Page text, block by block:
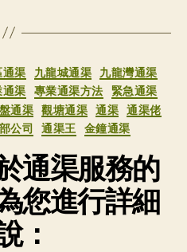
分
类
通渠 九龍城通渠
九龍灣通渠
通渠 專業通渠方法
緊急通渠
通渠 觀塘通渠 通渠
通渠佬
公司 通渠王 金鐘通渠
通渠服務的
您進行詳細
：